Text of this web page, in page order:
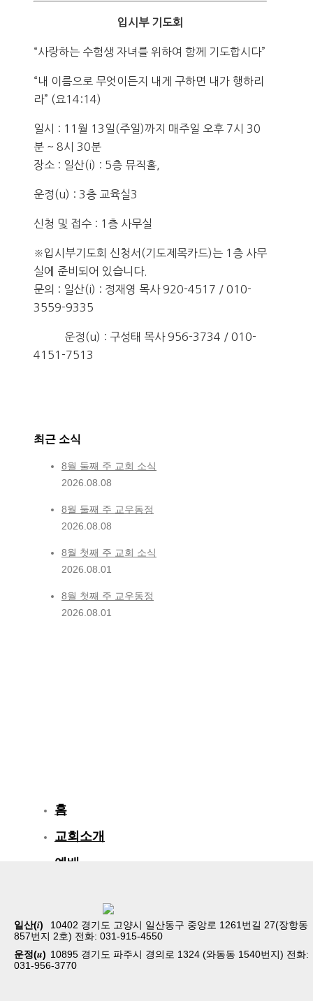
입시부 기도회
“사랑하는 수험생 자녀를 위하여 함께 기도합시다”
“내 이름으로 무엇이든지 내게 구하면 내가 행하리
라” (요14:14)
일시 : 11월 13일(주일)까지 매주일 오후 7시 30
분 ~ 8시 30분
장소 : 일산(i) : 5층 뮤직홀,
운정(u) : 3층 교육실3
신청 및 접수 : 1층 사무실
※입시부기도회 신청서(기도제목카드)는 1층 사무
실에 준비되어 있습니다.
문의 : 일산(i) : 정재영 목사 920-4517 / 010-
3559-9335
운정(u) : 구성태 목사 956-3734 / 010-
4151-7513
최근 소식
8월 둘째 주 교회 소식
2026.08.08
8월 둘째 주 교우동정
2026.08.08
8월 첫째 주 교회 소식
2026.08.01
8월 첫째 주 교우동정
2026.08.01
일산(i)
10402 경기도 고양시 일산동구 중앙로 1261번길 27(장항동
857번지 2호) 전화: 031-915-4550
운정(u) 10895 경기도 파주시 경의로 1324 (와동동 1540번지) 전화:
031-956-3770
홈
교회소개
예배
교육/양육
공동체
벧엘스토리